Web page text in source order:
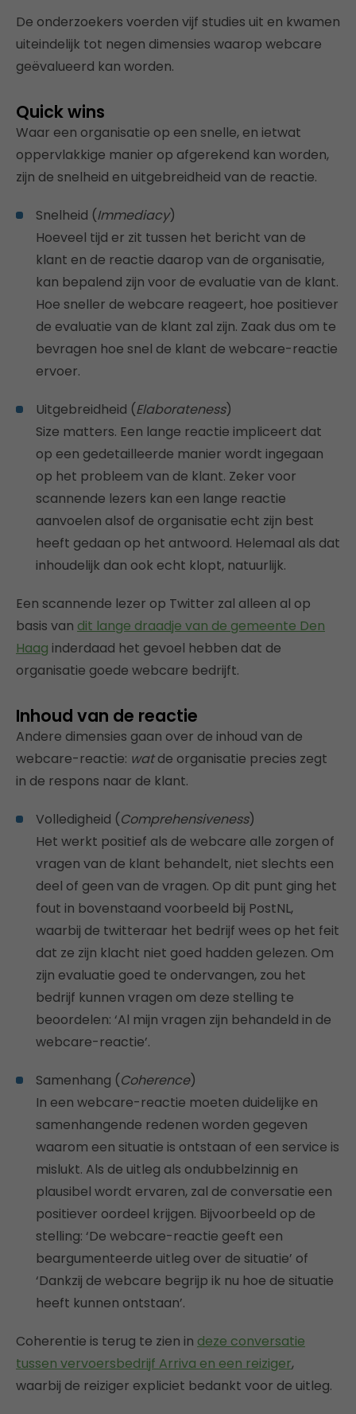
De onderzoekers voerden vijf studies uit en kwamen
uiteindelijk tot negen dimensies waarop webcare
geëvalueerd kan worden.
Quick wins
Waar een organisatie op een snelle, en ietwat
oppervlakkige manier op afgerekend kan worden,
zijn de snelheid en uitgebreidheid van de reactie.
Snelheid (Immediacy)
Hoeveel tijd er zit tussen het bericht van de
klant en de reactie daarop van de organisatie,
kan bepalend zijn voor de evaluatie van de klant.
Hoe sneller de webcare reageert, hoe positiever
de evaluatie van de klant zal zijn. Zaak dus om te
bevragen hoe snel de klant de webcare-reactie
ervoer.
Uitgebreidheid (Elaborateness)
Size matters. Een lange reactie impliceert dat
op een gedetailleerde manier wordt ingegaan
op het probleem van de klant. Zeker voor
scannende lezers kan een lange reactie
aanvoelen alsof de organisatie echt zijn best
heeft gedaan op het antwoord. Helemaal als dat
inhoudelijk dan ook echt klopt, natuurlijk.
Een scannende lezer op Twitter zal alleen al op
basis van dit lange draadje van de gemeente Den
Haag inderdaad het gevoel hebben dat de
organisatie goede webcare bedrijft.
Inhoud van de reactie
Andere dimensies gaan over de inhoud van de
webcare-reactie: watde organisatie precies zegt
in de respons naar de klant.
Volledigheid (Comprehensiveness)
Het werkt positief als de webcare alle zorgen of
vragen van de klant behandelt, niet slechts een
deel of geen van de vragen. Op dit punt ging het
fout in bovenstaand voorbeeld bij PostNL,
waarbij de twitteraar het bedrijf wees op het feit
dat ze zijn klacht niet goed hadden gelezen. Om
zijn evaluatie goed te ondervangen, zou het
bedrijf kunnen vragen om deze stelling te
beoordelen: ‘Al mijn vragen zijn behandeld in de
webcare-reactie’.
Samenhang (Coherence)
In een webcare-reactie moeten duidelijke en
samenhangende redenen worden gegeven
waarom een situatie is ontstaan of een service is
mislukt. Als de uitleg als ondubbelzinnig en
plausibel wordt ervaren, zal de conversatie een
positiever oordeel krijgen. Bijvoorbeeld op de
stelling: ‘De webcare-reactie geeft een
beargumenteerde uitleg over de situatie’ of
‘Dankzij de webcare begrijp ik nu hoe de situatie
heeft kunnen ontstaan’.
Coherentie is terug te zien in deze conversatie
tussen vervoersbedrijf Arriva en een reiziger,
waarbij de reiziger expliciet bedankt voor de uitleg.